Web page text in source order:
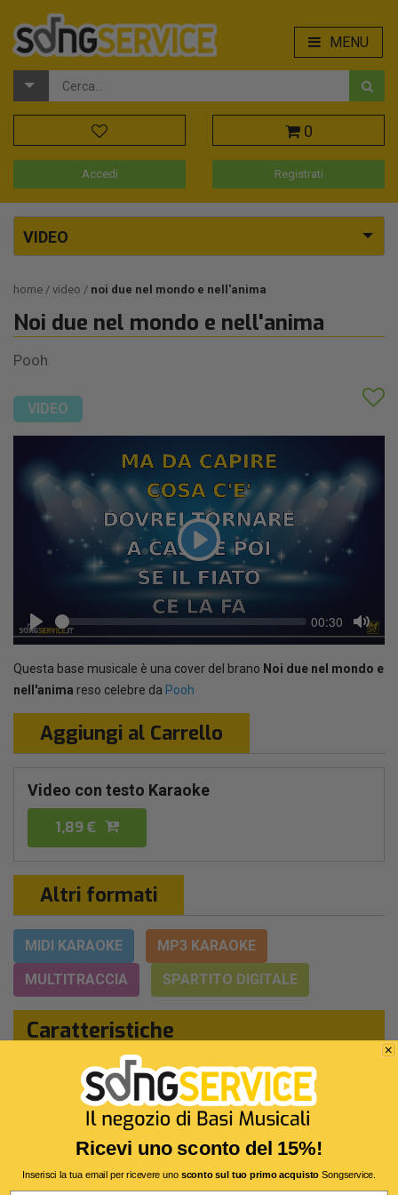
MENU
0
Accedi Registrati
VIDEO
home video noi due nel mondo e nell'anima
Noi due nel mondo e nell'anima
Pooh
VIDEO
Play
Play
Seek Current
time
00:30
Mute
Questa base musicale è una cover del brano Noi due nel mondo e
nell'anima reso celebre da Pooh
Aggiungi al Carrello
Video con testo Karaoke
1,89 €
Altri formati
MIDI KARAOKE
MP3 KARAOKE
MULTITRACCIA
SPARTITO DIGITALE
Caratteristiche
Interprete Originale:Pooh
Leggera Italiana
V.Negrini - R.Facchinetti
3 Min 36 Sec
Segnatura:4/4
Ricevi uno sconto del 15%!
Inserisci la tua email per ricevere uno sconto sul tuo primo acquistoSongservice.